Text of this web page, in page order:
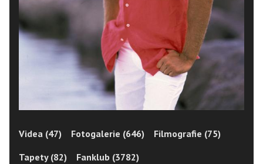
Videa (47) Fotogalerie (646)
Filmografie (75)
Tapety (82)
Fanklub (3782)